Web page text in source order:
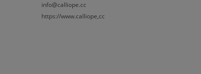
info@calliope.cc
https://www.calliope,cc